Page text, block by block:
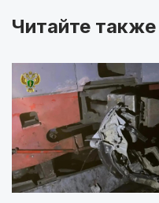
Читайте также